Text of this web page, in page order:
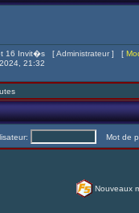
16 Invit�s [Administrateur] [
21:32
Mot de
Nouveaux